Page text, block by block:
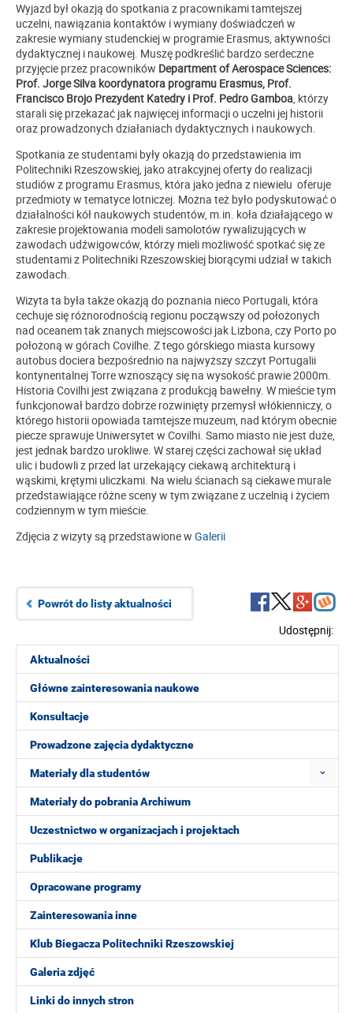
Aktualności
Główne zainteresowania naukowe
Konsultacje
Prowadzone zajęcia dydaktyczne
Materiały dla studentów
Materiały do pobrania Archiwum
Uczestnictwo w organizacjach i projektach
Publikacje
Opracowane programy
Zainteresowania inne
Klub Biegacza Politechniki Rzeszowskiej
Galeria zdjęć
Linki do innych stron
Wyjazd był okazją do spotkania z pracownikami tamtejszej
uczelni, nawiązania kontaktów i wymiany doświadczeń w
zakresie wymiany studenckiej w programie Erasmus, aktywności
dydaktycznej i naukowej. Muszę podkreślić bardzo serdeczne
przyjęcie przez pracowników Department of Aerospace Sciences:
Prof. Jorge Silva koordynatora programu Erasmus, Prof.
Francisco Brojo Prezydent Katedry i Prof. Pedro Gamboa, którzy
starali się przekazać jak najwięcej informacji o uczelni jej historii
oraz prowadzonych działaniach dydaktycznych i naukowych.
Spotkania ze studentami były okazją do przedstawienia im
Politechniki Rzeszowskiej, jako atrakcyjnej oferty do realizacji
studiów z programu Erasmus, która jako jedna z niewielu oferuje
przedmioty w tematyce lotniczej. Można też było podyskutować o
działalności kół naukowych studentów, m.in. koła działającego w
zakresie projektowania modeli samolotów rywalizujących w
zawodach udźwigowców, którzy mieli możliwość spotkać się ze
studentami z Politechniki Rzeszowskiej biorącymi udział w takich
zawodach.
Wizyta ta była także okazją do poznania nieco Portugali, która
cechuje się różnorodnością regionu począwszy od położonych
nad oceanem tak znanych miejscowości jak Lizbona, czy Porto po
położoną w górach Covilhe. Z tego górskiego miasta kursowy
autobus dociera bezpośrednio na najwyższy szczyt Portugalii
kontynentalnej Torre wznoszący się na wysokość prawie 2000m.
Historia Covilhi jest związana z produkcją bawełny. W mieście tym
funkcjonował bardzo dobrze rozwinięty przemysł włókienniczy, o
którego historii opowiada tamtejsze muzeum, nad którym obecnie
piecze sprawuje Uniwersytet w Covilhi. Samo miasto nie jest duże,
jest jednak bardzo urokliwe. W starej części zachował się układ
ulic i budowli z przed lat urzekający ciekawą architekturą i
wąskimi, krętymi uliczkami. Na wielu ścianach są ciekawe murale
przedstawiające różne sceny w tym związane z uczelnią i życiem
codziennym w tym mieście.
Zdjęcia z wizyty są przedstawione w Galerii
Udostępnij:
Powrót do listy aktualności